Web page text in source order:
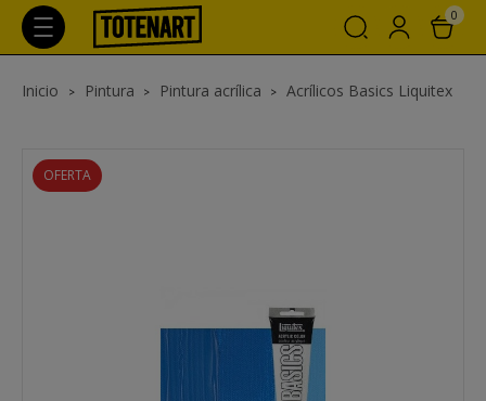
0
Inicio Pintura Pintura acrílica Acrílicos Basics Liquitex
OFERTA